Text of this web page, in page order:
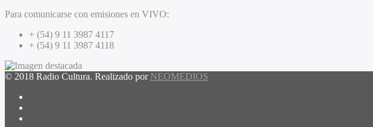
Para comunicarse con emisiones en VIVO:
+ (54) 9 11 3987 4117
+ (54) 9 11 3987 4118
© 2018 Radio Cultura. Realizado por NEOMEDIOS